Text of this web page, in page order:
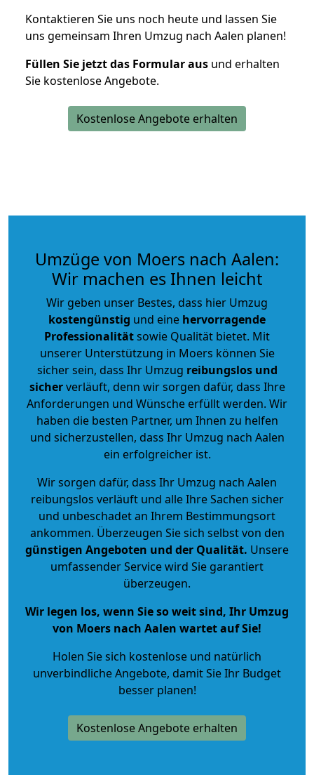
Kontaktieren Sie uns noch heute und lassen Sie
uns gemeinsam Ihren Umzug nach Aalen planen!
Füllen Sie jetzt das Formular aus und erhalten
Sie kostenlose Angebote.
Kostenlose Angebote erhalten
Umzüge von Moers nach Aalen:
Wir machen es Ihnen leicht
Wir geben unser Bestes, dass hier Umzug
kostengünstig und eine hervorragende
Professionalitätsowie Qualität bietet. Mit
unserer Unterstützung in Moers können Sie
sicher sein, dass Ihr Umzug reibungslos und
sicherverläuft, denn wir sorgen dafür, dass Ihre
Anforderungen und Wünsche erfüllt werden. Wir
haben die besten Partner, um Ihnen zu helfen
und sicherzustellen, dass Ihr Umzug nach Aalen
ein erfolgreicher ist.
Wir sorgen dafür, dass Ihr Umzug nach Aalen
reibungslos verläuft und alle Ihre Sachen sicher
und unbeschadet an Ihrem Bestimmungsort
ankommen. Überzeugen Sie sich selbst von den
günstigen Angeboten und der Qualität. Unsere
umfassender Service wird Sie garantiert
überzeugen.
Wir legen los, wenn Sie so weit sind, Ihr Umzug
von Moers nach Aalen wartet auf Sie!
Holen Sie sich kostenlose und natürlich
unverbindliche Angebote, damit Sie Ihr Budget
besser planen!
Kostenlose Angebote erhalten